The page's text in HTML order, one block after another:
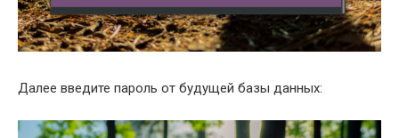
Далее введите пароль от будущей базы данных: